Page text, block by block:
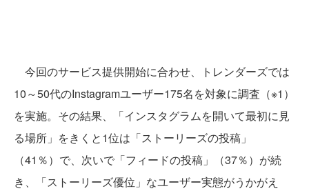
今回のサービス提供開始に合わせ、トレンダーズでは
10～50代のInstagramユーザー175名を対象に調査（※1）
を実施。その結果、「インスタグラムを開いて最初に見
る場所」をきくと1位は「ストーリーズの投稿」
（41％）で、次いで「フィードの投稿」（37％）が続
き、「ストーリーズ優位」なユーザー実態がうかがえ